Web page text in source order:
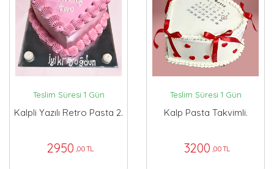
Teslim Süresi 1 Gün
Kalpli Yazılı Retro Pasta 2.
2950 ,00 TL
Teslim Süresi 1 Gün
Kalp Pasta Takvimli.
3200 ,00 TL